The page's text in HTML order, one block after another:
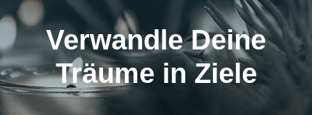
Verwandle Deine
Träume in Ziele